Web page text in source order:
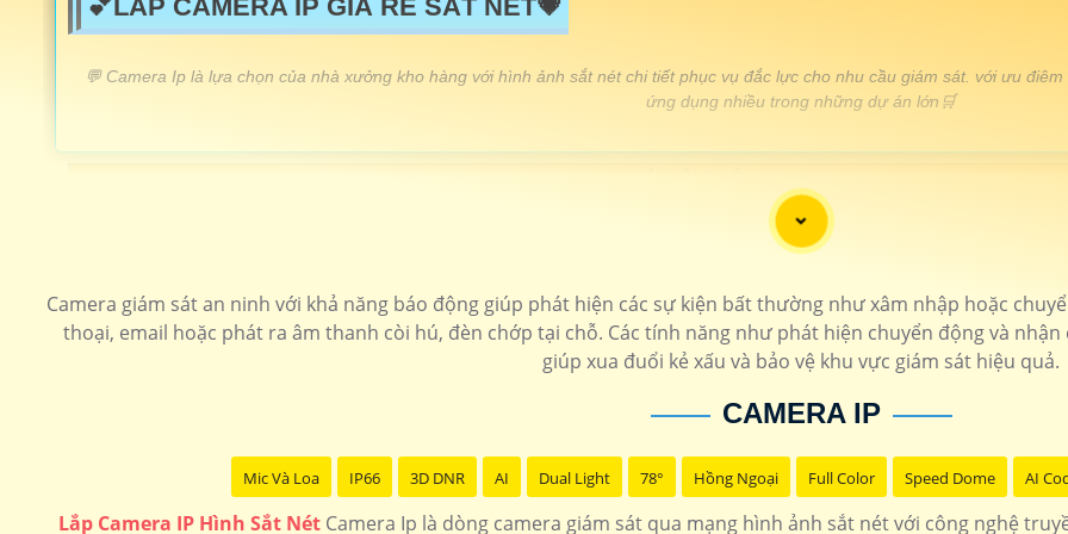
💕LẮP CAMERA IP GIÁ RẺ SẮT NÉT💗
️💬 Camera Ip là lựa chọn của nhà xưởng kho hàng với hình ảnh sắt nét chi tiết phục vụ đắc lực cho nhu cầu giám sát. với ưu
ứng dụng nhiều trong những dự án lớn🛒
120.000 VNĐ
📎1.230.000 VNĐ
chưaKX-
Lắp camera ip có màu ban đêm
1.800.000 VNĐ▫️ Camera ip có màu ban
📎 1.600.000 VNĐ ▫️ Hình ảnh FULL HD
Camera giám sát an ninh với khả năng báo động giúp phát hiện các sự kiện bất thường như xâm nhập hoặc
thoại, email hoặc phát ra âm thanh còi hú, đèn chớp tại chỗ. Các tính năng như phát hiện chuyển động và
giúp xua đuổi kẻ xấu và bảo vệ khu vực giám sát hiệu quả.
CAMERA IP
Mic Và Loa IP66 3D DNR AI Dual Light 78° Hồng Ngoại Full Color Speed Dome AI
Lắp Camera IP Hình Sắt NétCamera Ip là dòng camera giám sát qua mạng hình ảnh sắt nét với công nghệ